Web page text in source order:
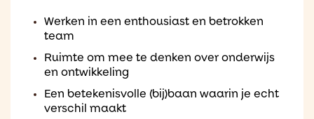
Werken in een enthousiast en betrokken
team
Ruimte om mee te denken over onderwijs
en ontwikkeling
Een betekenisvolle (bij)baan waarin je echt
verschil maakt